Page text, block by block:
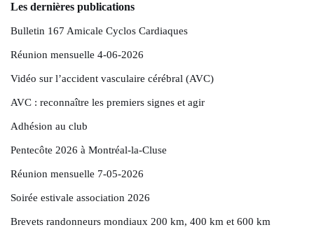
Les dernières publications
Bulletin 167 Amicale Cyclos Cardiaques
Réunion mensuelle 4-06-2026
Vidéo sur l’accident vasculaire cérébral (AVC)
AVC : reconnaître les premiers signes et agir
Adhésion au club
Pentecôte 2026 à Montréal-la-Cluse
Réunion mensuelle 7-05-2026
Soirée estivale association 2026
Brevets randonneurs mondiaux 200 km, 400 km et 600 km